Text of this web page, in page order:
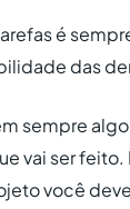
é
das
sempre
vai ser
você